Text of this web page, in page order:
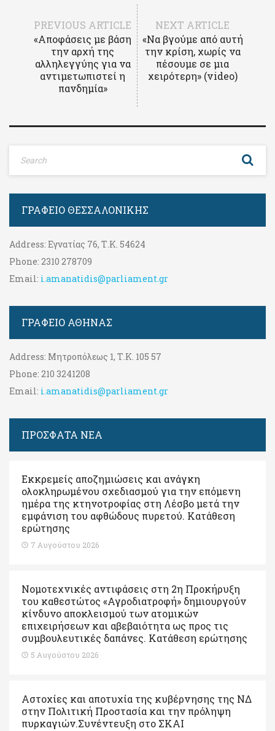
PREVIOUS ARTICLE
«Αποφάσεις με βάση
την αρχή της
αλληλεγγύης για να
αντιμετωπιστεί η
πανδημία»
NEXT ARTICLE
«Να βγούμε από αυτή
την κρίση, χωρίς να
πέσουμε σε μια
χειρότερη» (video)
ΓΡΑΦΕΊΟ ΘΕΣΣΑΛΟΝΊΚΗΣ
Address: Εγνατίας 76, Τ.Κ. 54624
Phone: 2310 278709
Email: i.amanatidis@parliament.gr
ΓΡΑΦΕΊΟ ΑΘΉΝΑΣ
Address: Μητροπόλεως 1, Τ.Κ. 105 57
Phone: 210 3241208
Email: i.amanatidis@parliament.gr
ΠΡΟΣΦΑΤΑ ΝΕΑ
Εκκρεμείς αποζημιώσεις και ανάγκη
ολοκληρωμένου σχεδιασμού για την επόμενη
ημέρα της κτηνοτροφίας στη Λέσβο μετά την
εμφάνιση του αφθώδους πυρετού. Kατάθεση
ερώτησης
7 Αυγούστου 2026
Νομοτεχνικές αντιφάσεις στη 2η Προκήρυξη
του καθεστώτος «Αγροδιατροφή» δημιουργούν
κίνδυνο αποκλεισμού των ατομικών
επιχειρήσεων και αβεβαιότητα ως προς τις
συμβουλευτικές δαπάνες. Κατάθεση ερώτησης
5 Αυγούστου 2026
Αστοχίες και αποτυχία της κυβέρνησης της ΝΔ
στην Πολιτική Προστασία και την πρόληψη
πυρκαγιών.Συνέντευξη στο ΣΚΑΙ